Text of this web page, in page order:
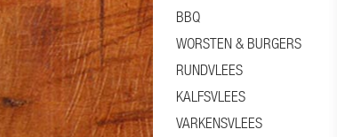
BBQ
WORSTEN & BURGERS
RUNDVLEES
KALFSVLEES
VARKENSVLEES